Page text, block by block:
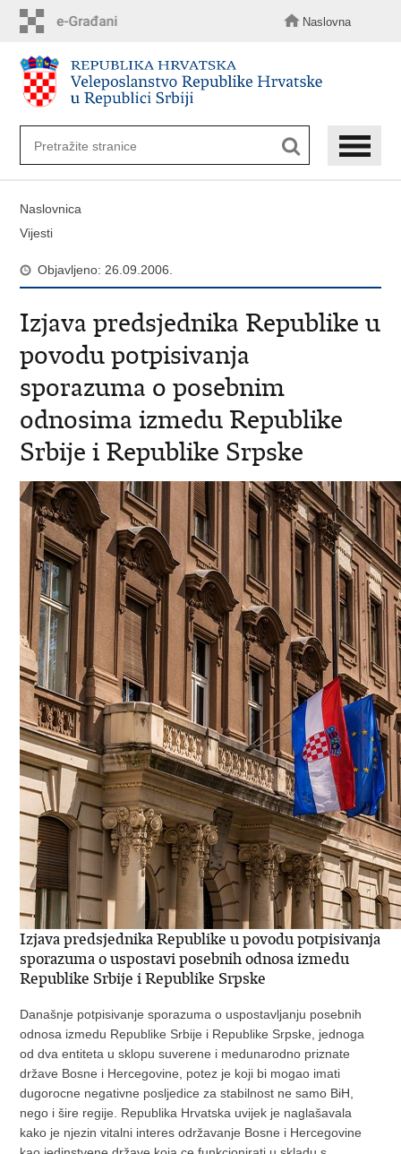
sadržaj
Naslovna
Naslovnica
Vijesti
Objavljeno: 26.09.2006.
Izjava predsjednika Republike u
povodu potpisivanja
sporazuma o posebnim
odnosima izmedu Republike
Srbije i Republike Srpske
Izjava predsjednika Republike u povodu potpisivanja
sporazuma o uspostavi posebnih odnosa izmedu
Republike Srbije i Republike Srpske
Današnje potpisivanje sporazuma o uspostavljanju posebnih
odnosa izmedu Republike Srbije i Republike Srpske, jednoga
od dva entiteta u sklopu suverene i medunarodno priznate
države Bosne i Hercegovine, potez je koji bi mogao imati
dugorocne negativne posljedice za stabilnost ne samo BiH,
nego i šire regije. Republika Hrvatska uvijek je naglašavala
kako je njezin vitalni interes održavanje Bosne i Hercegovine